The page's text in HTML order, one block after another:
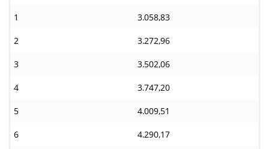
1 3.058,83
2 3.272,96
3 3.502,06
4 3.747,20
5 4.009,51
6 4.290,17